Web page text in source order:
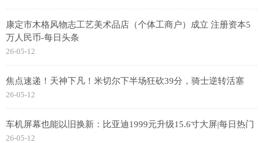
康定市木格风物志工艺美术品店（个体工商户）成立 注册资本5
万人民币-每日头条
26-05-12
焦点速递！天神下凡！米切尔下半场狂砍39分，骑士逆转活塞
26-05-12
车机屏幕也能以旧换新：比亚迪1999元升级15.6寸大屏|每日热门
26-05-12